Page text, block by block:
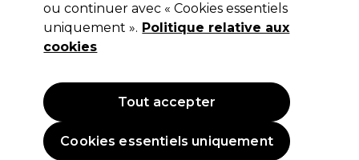
Sibel est depuis longtemps un partenaire de confiance
pour les coiffeurs et esthéticiennes professionnelles. Avec
une large gamme d’indispensables pour les cheveux, les
ongles et la beauté — ainsi que des outils et du mobilier de
pour créer un look sublime et offrir une expérience salon
exceptionnelle.
Indispensables coiffure Indispensables
ou continuer avec « Cookies essentiels
uniquement ». Politique relative aux
cookies
Cookies essentiels uniquement
Tout accepter